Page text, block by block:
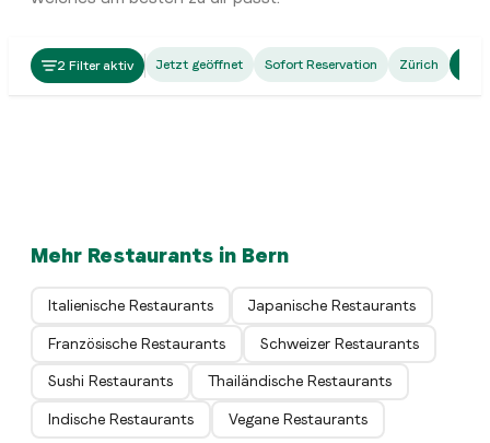
2 Filter aktiv Jetzt geöffnet Sofort Reservation Zürich
Turkish
Bistro Breiten
Turkish
Mehr Restaurants in Bern
Italienische Restaurants Japanische Restaurants
Französische Restaurants Schweizer Restaurants
Sushi Restaurants Thailändische Restaurants
Indische Restaurants Vegane Restaurants